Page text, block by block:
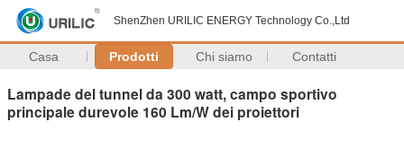
ShenZhen URILIC ENERGY Technology Co.,Ltd
Casa Prodotti Chi siamo Contatti
Lampade del tunnel da 300 watt, campo sportivo
principale durevole 160 Lm/W dei proiettori